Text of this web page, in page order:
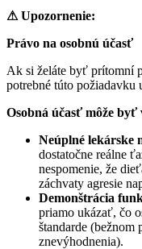
⚠ Upozornenie:
Právo na osobnú účasť
Ak si želáte byť prítomní
potrebné túto požiadavku
Osobná účasť môže
Neúplné lekárske
dostatočne reálne
nespomenie, že
záchvaty agresie
Demonštrácia
priamo ukázať, čo
štandarde (bežnom
znevýhodnenia).